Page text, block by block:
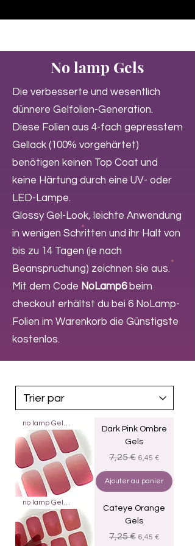
No lamp Gels
Die verbesserte und wesentlich
dünnere Gelfolien-Generation.
Diese Folien aus 4-fach gepresstem
Gellack (100% vorgehärtet)
benötigen keinen Top Coat und
keine Härtung durch eine UV- oder
LED-Lampe.
Glossy Gel-Look, leichte Anwendung
in wenigen Schritten und ihr Halt von
bis zu 14 Tagen (je nach
Beanspruchung) zeichnen sie aus.
Mit dem Code NoLamp6beim
checkout erhältst du bei 6 NoLamp-
Folien im Warenkorb die Günstigste
kostenlos.
no lamp Gels 20
Dark Pink Ombre
Gels
Prix original
7,25 € Prix promotionnel
6,45 €
Ajouter au panier
no lamp Gels 20
Cateye Orange
Gels
Prix original
7,25 € Prix promotionnel
6,45 €